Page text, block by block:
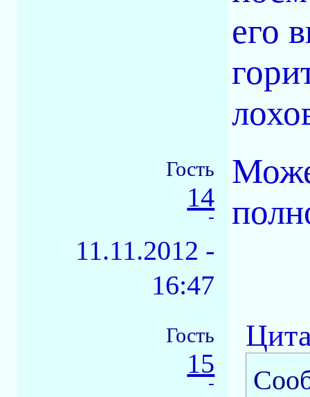
его
Гость
14
-
11.11.2012 -
16:47
Гость
15
-